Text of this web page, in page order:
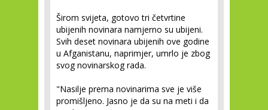
Širom svijeta, gotovo tri četvrtine
ubijenih novinara namjerno su ubijeni.
Svih deset novinara ubijenih ove godine
u Afganistanu, naprimjer, umrlo je zbog
svog novinarskog rada.
"Nasilje prema novinarima sve je više
promišljeno. Jasno je da su na meti i da